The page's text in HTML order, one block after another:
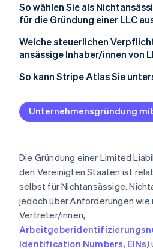
Stripe-Sessions
Erfahren Sie, wie
Jetzt ansehen
2. Einen Unternehmensnamen
3. Eine registrierte Vertretung
6. Eine EIN beantragen
7. Ein US-Geschäftskonto
8. Compliance
So wählen Sie als
für die Gründung einer LLC
Berücksichtigen Sie die
die Gründung einer LLC als
Gebühren für die Einreichung
Steuervorteile
Information zum
Einen Betriebsstandort
Welche steuerlichen
ansässige Inhaber/innen von
Einkommensteuer auf US-
Bundesstaatliche und lokale
Steuerformulare
So kann Stripe Atlas Sie
Bei Atlas eine
Zahlungen und Bankgeschäfte
Gründungsaktien ohne
erwerben
Automatische Einreichung
Steuerformulars
Hochwertige rechtliche
Unternehmensgründung
Die Gründung einer Limited
den Vereinigten Staaten ist
selbst für Nichtansässige.
jedoch über Anforderungen
Vertreter/innen,
Identification Numbers, EINs)